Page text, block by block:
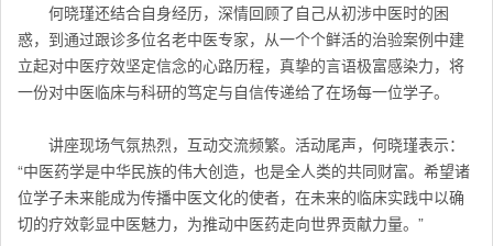
何晓瑾还结合自身经历，深情回顾了自己从初涉中医时的困
惑，到通过跟诊多位名老中医专家，从一个个鲜活的治验案例中建
立起对中医疗效坚定信念的心路历程，真挚的言语极富感染力，将
一份对中医临床与科研的笃定与自信传递给了在场每一位学子。
讲座现场气氛热烈，互动交流频繁。活动尾声，何晓瑾表示：
“中医药学是中华民族的伟大创造，也是全人类的共同财富。希望诸
位学子未来能成为传播中医文化的使者，在未来的临床实践中以确
切的疗效彰显中医魅力，为推动中医药走向世界贡献力量。”